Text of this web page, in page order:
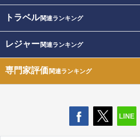
トラベル関連ランキング
レジャー関連ランキング
専門家評価関連ランキング